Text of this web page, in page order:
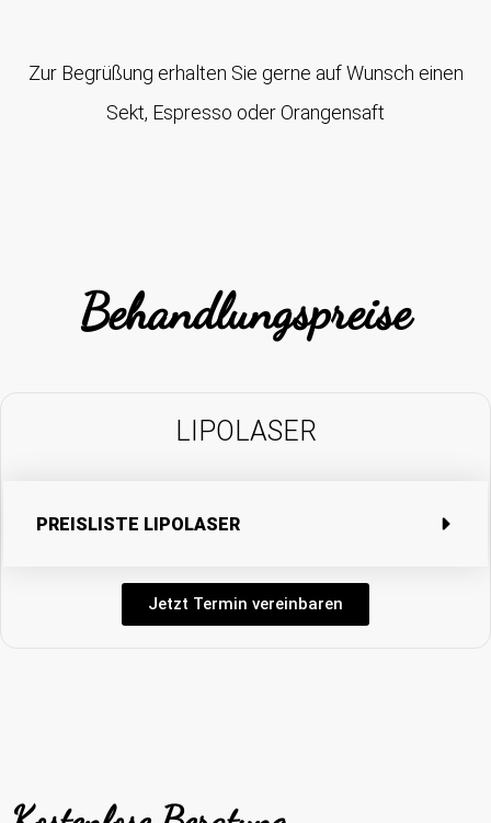
Zur Begrüßung erhalten Sie gerne auf Wunsch einen
Sekt, Espresso oder Orangensaft
Behandlungspreise
LIPOLASER
PREISLISTE LIPOLASER
Jetzt Termin vereinbaren